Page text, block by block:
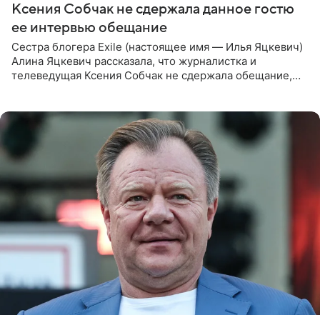
Ксения Собчак не сдержала данное гостю
ее интервью обещание
Сестра блогера Exile (настоящее имя — Илья Яцкевич)
Алина Яцкевич рассказала, что журналистка и
телеведущая Ксения Собчак не сдержала обещание,